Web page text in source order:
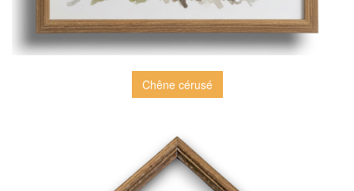
Chêne cérusé